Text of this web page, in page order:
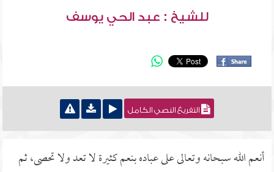
للشيخ : عبد الحي يوسف
التفريغ النصي الكامل
أنعم الله سبحانه وتعالى على عباده بنعم كثيرة لا تعد ولا تحصى، ثم